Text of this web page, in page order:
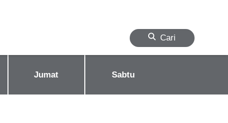
Cari
Jumat Sabtu